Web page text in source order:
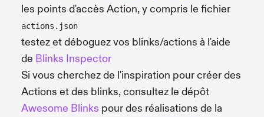
les points d'accès Action, y compris le fichier
actions.json
testez et déboguez vos blinks/actions à l'aide
de Blinks Inspector
Si vous cherchez de l'inspiration pour créer des
Actions et des blinks, consultez le dépôt
Awesome Blinks pour des réalisations de la